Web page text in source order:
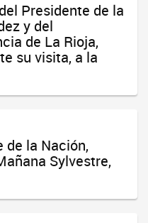
Presidente de la
y del
de La Rioja,
su visita, a la
de la Nación,
Sylvestre,